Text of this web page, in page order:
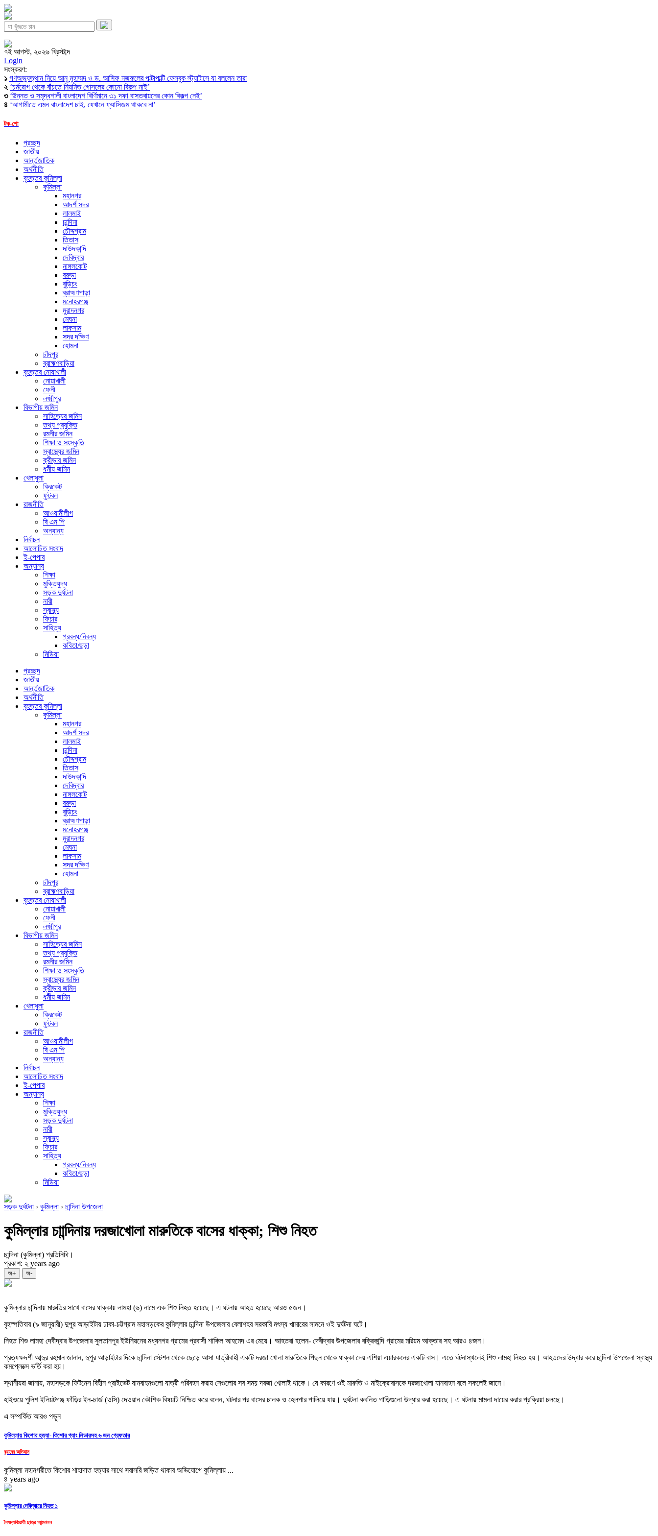
৭ই আগস্ট, ২০২৬ খ্রিস্টাব্দ
Login
সংস্করণ:
১ গণঅভ্যুত্থান নিয়ে আনু মুহাম্মদ ও ড. আসিফ নজরুলের পাল্টাপাল্টি ফেসবুক স্ট্যাটাসে যা বললেন তারা
২ ‘চর্মরোগ থেকে বাঁচতে নিয়মিত গোসলের কোনো বিকল্প নাই’
৩ ‘উন্নত ও সমৃদ্ধশালী বাংলাদেশ বির্ণিমানে ৩১ দফা বাস্তবায়নের কোন বিকল্প নেই’
৪ ‘আগামীতে এমন বাংলাদেশ চাই, যেখানে ফ্যাসিজম থাকবে না’
টক-শো
প্রচ্ছদ
জাতীয়
আর্ন্তজাতিক
অর্থনীতি
বৃহত্তর কুমিল্লা
কুমিল্লা
মহানগর
আদর্শ সদর
লালমাই
চান্দিনা
চৌদ্দগ্রাম
তিতাস
দাউদকান্দি
দেবিদ্বার
নাঙ্গলকোট
বরুড়া
বুড়িচং
ব্রাহ্মণপাড়া
মনোহরগঞ্জ
মুরাদনগর
মেঘনা
লাকসাম
সদর দক্ষিণ
হোমনা
চাঁদপুর
ব্রাহ্মণবাড়িয়া
বৃহত্তর নোয়াখালী
নোয়াখালী
ফেনী
লক্ষ্মীপুর
বিভাগীয় জমিন
সাহিত্যের জমিন
তথ্য প্রযুক্তি
রমনীর জমিন
শিক্ষা ও সংস্কৃতি
স্বাস্থ্যের জমিন
ক্রীড়ার জমিন
ধর্মীয় জমিন
খেলাধুলা
ক্রিকেট
ফুটবল
রাজনীতি
আওয়ামীলীগ
বি এন পি
অন্যান্য
নির্বাচন
আলোচিত সংবাদ
ই-পেপার
অন্যান্য
শিক্ষা
মুক্তিযুদ্ধ
সড়ক দুর্ঘটনা
নারী
স্বাস্থ্য
ফিচার
সাহিত্য
প্রবন্ধ/নিবন্ধ
কবিতা/ছড়া
মিডিয়া
প্রচ্ছদ
জাতীয়
আর্ন্তজাতিক
অর্থনীতি
বৃহত্তর কুমিল্লা
কুমিল্লা
মহানগর
আদর্শ সদর
লালমাই
চান্দিনা
চৌদ্দগ্রাম
তিতাস
দাউদকান্দি
দেবিদ্বার
নাঙ্গলকোট
বরুড়া
বুড়িচং
ব্রাহ্মণপাড়া
মনোহরগঞ্জ
মুরাদনগর
মেঘনা
লাকসাম
সদর দক্ষিণ
হোমনা
চাঁদপুর
ব্রাহ্মণবাড়িয়া
বৃহত্তর নোয়াখালী
নোয়াখালী
ফেনী
লক্ষ্মীপুর
বিভাগীয় জমিন
সাহিত্যের জমিন
তথ্য প্রযুক্তি
রমনীর জমিন
শিক্ষা ও সংস্কৃতি
স্বাস্থ্যের জমিন
ক্রীড়ার জমিন
ধর্মীয় জমিন
খেলাধুলা
ক্রিকেট
ফুটবল
রাজনীতি
আওয়ামীলীগ
বি এন পি
অন্যান্য
নির্বাচন
আলোচিত সংবাদ
ই-পেপার
অন্যান্য
শিক্ষা
মুক্তিযুদ্ধ
সড়ক দুর্ঘটনা
নারী
স্বাস্থ্য
ফিচার
সাহিত্য
প্রবন্ধ/নিবন্ধ
কবিতা/ছড়া
মিডিয়া
সড়ক দুর্ঘটনা › কুমিল্লা › চান্দিনা উপজেলা
কুমিল্লার চাান্দিনায় দরজাখোলা মারুতিকে বাসের ধাক্কা; শিশু নিহত
চান্দিনা (কুমিল্লা) প্রতিনিধি।
প্রকাশ: ২ years ago
অ+ অ-
কুমিল্লার চান্দিনায় মারুতির সাথে বাসের ধাক্কায় লামহা (৬) নামে এক শিশু নিহত হয়েছে। এ ঘটনায় আহত হয়েছে আরও ৫জন।
বৃহস্পতিবার (৯ জানুয়ারী) দুপুর আড়াইটায় ঢাকা-চট্টগ্রাম মহাসড়কের কুমিল্লার চান্দিনা উপজেলার বেলাশহর সরকারি মৎস্য খামারের সামনে ওই দুর্ঘটনা ঘটে।
নিহত শিশু লামহা দেবীদ্বার উপজেলার সুলতানপুর ইউনিয়নের মধ্যনগর গ্রামের প্রবাসী শাকিল আহমেদ এর মেয়ে। আহতরা হলেন- দেবীদ্বার উপজেলার বক্রিকান্দি গ্রামের মরিয়ম আক্তার সহ আরও ৪জন।
প্রত্যক্ষদর্শী আব্দুর রহমান জানান, দুপুর আড়াইটার দিকে চান্দিনা স্টেশন থেকে ছেড়ে আসা যাত্রীবাহী একটি দরজা খোলা মারুতিকে পিছন থেকে ধাক্কা দেয় এশিয়া এয়ারকনের একটি বাস। এতে ঘটনাস্থলেই শিশু লামহা নিহত হয়। আহতদের উদ্ধার করে চান্দিনা উপজেলা স্বাস্থ্য
কমপ্লেক্সে ভর্তি করা হয়।
স্থানীয়রা জানায়, মহাসড়কে ফিটনেস বিহীন প্রাইভেট যানবাহনগুলো যাত্রী পরিবহন করায় সেগুলোর সব সময় দরজা খোলাই থাকে। যে কারণে ওই মারুতি ও মাইক্রোবাসকে দরজাখোলা যানবাহন বলে সকলেই জানে।
হাইওয়ে পুলিশ ইলিয়টগঞ্জ ফাঁড়ির ইন-চার্জ (ওসি) দেওয়ান কৌশিক বিষয়টি নিশ্চিত করে বলেন, ঘটনার পর বাসের চালক ও হেলপার পালিয়ে যায়। দুর্ঘটনা কবলিত গাড়িগুলো উদ্ধার করা হয়েছে। এ ঘটনায় মামলা দায়ের করার প্রক্রিয়া চলছে।
এ সম্পর্কিত আরও পড়ুন
কুমিল্লায় কিশোর হত্যা- কিশোর গ্যাং লিডারসহ ৬ জন গ্রেফতার
র‌্যাবের অভিযান
কুমিল্লা মহানগরীতে কিশোর শাহাদাত হত্যার সাথে সরাসরি জড়িত থাকার অভিযোগে কুমিল্লায় ...
৪ years ago
কুমিল্লার দেবিদ্বারে নিহত ১
বৈষম্যবিরোধী ছাত্র আন্দোলন